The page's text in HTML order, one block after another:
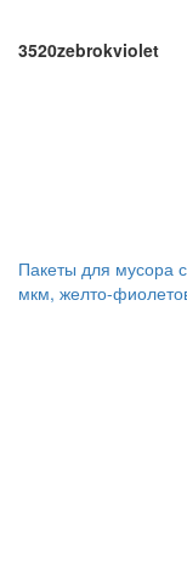
3520zebrokviolet
Пакеты для мусора
мкм, желто-